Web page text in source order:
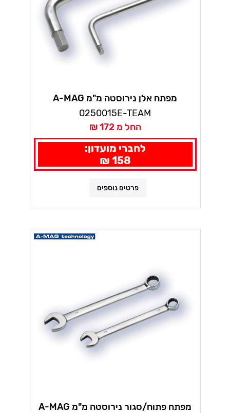
מפתח אלן נירוסטה מ"מ A-MAG
0250015E-TEAM
החל מ 172 ₪
לחברי מועדון:
158 ₪
פרטים נוספים
מפתח פתוח/סגור נירוסטה מ"מ A-MAG